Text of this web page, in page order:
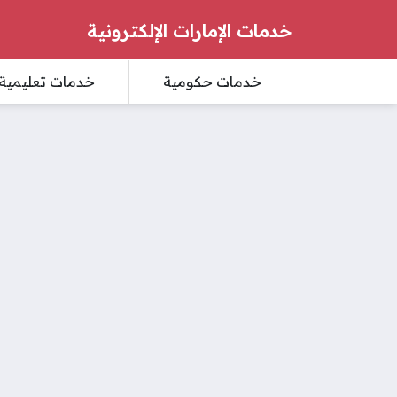
خدمات الإمارات الإلكترونية
خدمات حكومية خدمات تعليمية